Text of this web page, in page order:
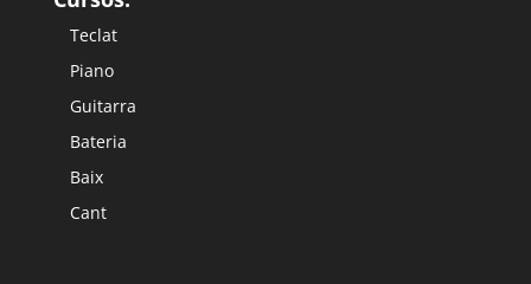
Teclat
Piano
Guitarra
Bateria
Baix
Cant